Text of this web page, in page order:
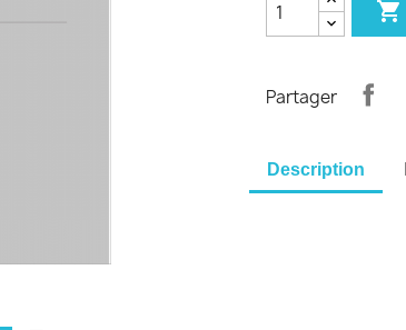

Partager
Description